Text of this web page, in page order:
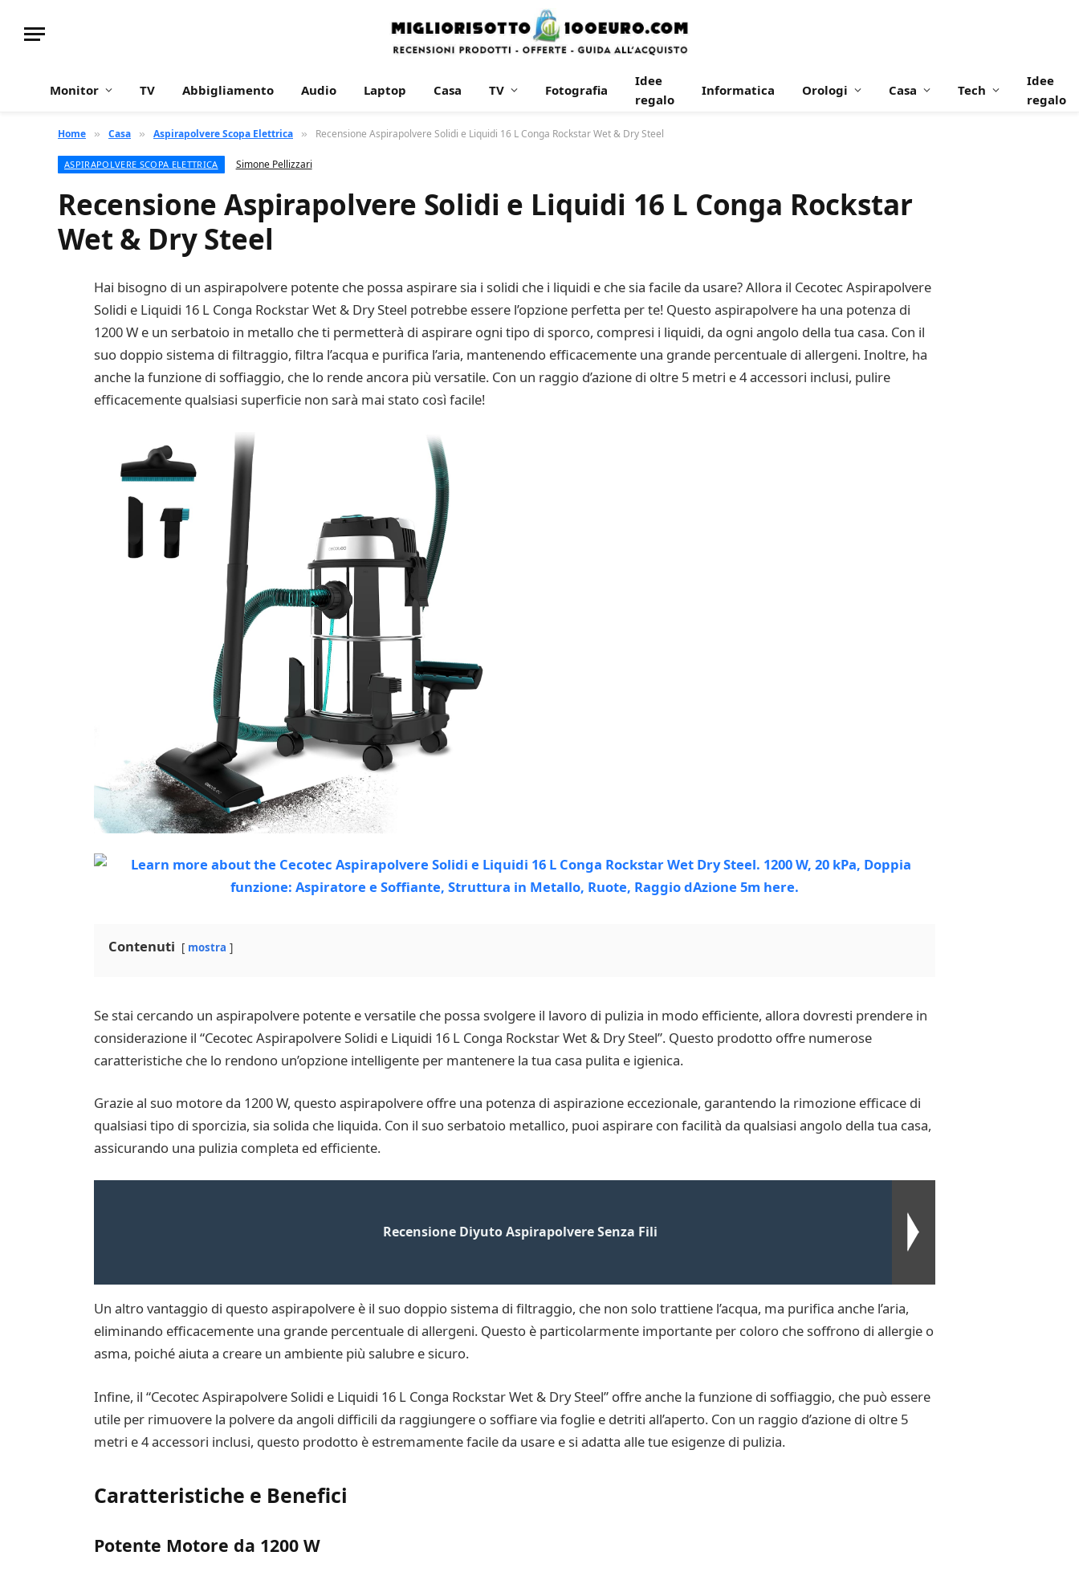
Monitor TV Abbigliamento Audio Laptop Casa TV Fotografia
Idee
regalo
Informatica Orologi Casa Tech
Idee
regalo
Home » Casa » Aspirapolvere Scopa Elettrica » Recensione Aspirapolvere Solidi e Liquidi 16 L Conga Rockstar Wet & Dry Steel
ASPIRAPOLVERE SCOPA ELETTRICA Simone Pellizzari
Recensione Aspirapolvere Solidi e Liquidi 16 L Conga Rockstar
Wet & Dry Steel
Hai bisogno di un aspirapolvere potente che possa aspirare sia i solidi che i liquidi e che sia facile da usare? Allora il Cecotec Aspirapolvere
Solidi e Liquidi 16 L Conga Rockstar Wet & Dry Steel potrebbe essere l’opzione perfetta per te! Questo aspirapolvere ha una potenza di
1200 W e un serbatoio in metallo che ti permetterà di aspirare ogni tipo di sporco, compresi i liquidi, da ogni angolo della tua casa. Con il
suo doppio sistema di filtraggio, filtra l’acqua e purifica l’aria, mantenendo efficacemente una grande percentuale di allergeni. Inoltre, ha
anche la funzione di soffiaggio, che lo rende ancora più versatile. Con un raggio d’azione di oltre 5 metri e 4 accessori inclusi, pulire
efficacemente qualsiasi superficie non sarà mai stato così facile!
Contenuti mostra
Se stai cercando un aspirapolvere potente e versatile che possa svolgere il lavoro di pulizia in modo efficiente, allora dovresti prendere in
considerazione il “Cecotec Aspirapolvere Solidi e Liquidi 16 L Conga Rockstar Wet & Dry Steel”. Questo prodotto offre numerose
caratteristiche che lo rendono un’opzione intelligente per mantenere la tua casa pulita e igienica.
Grazie al suo motore da 1200 W, questo aspirapolvere offre una potenza di aspirazione eccezionale, garantendo la rimozione efficace di
qualsiasi tipo di sporcizia, sia solida che liquida. Con il suo serbatoio metallico, puoi aspirare con facilità da qualsiasi angolo della tua casa,
assicurando una pulizia completa ed efficiente.
Recensione Diyuto Aspirapolvere Senza Fili
Un altro vantaggio di questo aspirapolvere è il suo doppio sistema di filtraggio, che non solo trattiene l’acqua, ma purifica anche l’aria,
eliminando efficacemente una grande percentuale di allergeni. Questo è particolarmente importante per coloro che soffrono di allergie o
asma, poiché aiuta a creare un ambiente più salubre e sicuro.
Infine, il “Cecotec Aspirapolvere Solidi e Liquidi 16 L Conga Rockstar Wet & Dry Steel” offre anche la funzione di soffiaggio, che può essere
utile per rimuovere la polvere da angoli difficili da raggiungere o soffiare via foglie e detriti all’aperto. Con un raggio d’azione di oltre 5
metri e 4 accessori inclusi, questo prodotto è estremamente facile da usare e si adatta alle tue esigenze di pulizia.
Caratteristiche e Benefici
Potente Motore da 1200 W